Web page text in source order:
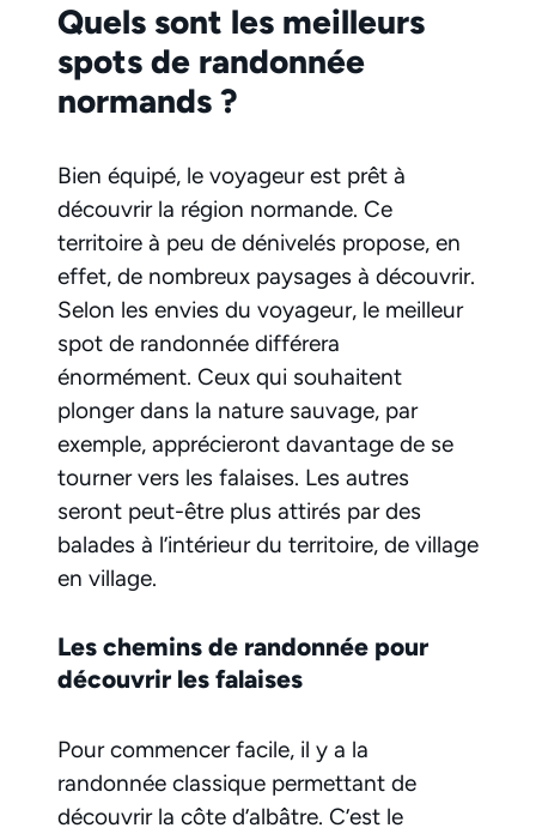
Quels sont les meilleurs
spots de randonnée
normands ?
Bien équipé, le voyageur est prêt à
découvrir la région normande. Ce
territoire à peu de dénivelés propose, en
effet, de nombreux paysages à découvrir.
Selon les envies du voyageur, le meilleur
spot de randonnée différera
énormément. Ceux qui souhaitent
plonger dans la nature sauvage, par
exemple, apprécieront davantage de se
tourner vers les falaises. Les autres
seront peut-être plus attirés par des
balades à l’intérieur du territoire, de village
en village.
Les chemins de randonnée pour
découvrir les falaises
Pour commencer facile, il y a la
randonnée classique permettant de
découvrir la côte d’albâtre. C’est le